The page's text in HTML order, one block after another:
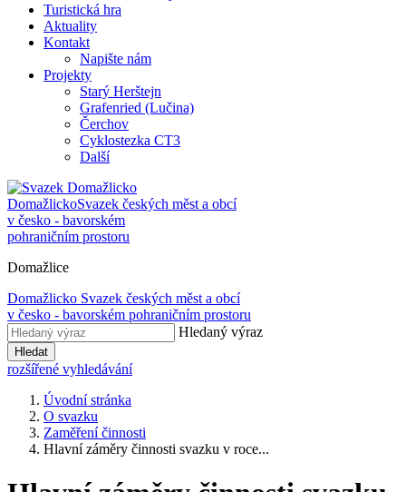
Turistická hra
Aktuality
Kontakt
Napište nám
Projekty
Starý Herštejn
Grafenried (Lučina)
Čerchov
Cyklostezka CT3
Další
DomažlickoSvazek českých měst a obcí
v česko - bavorském
pohraničním prostoru
Domažlice
Domažlicko Svazek českých měst a obcí
v česko - bavorském pohraničním prostoru
Hledaný výraz
Hledat
rozšířené vyhledávání
Úvodní stránka
O svazku
Zaměření činnosti
Hlavní záměry činnosti svazku v roce...